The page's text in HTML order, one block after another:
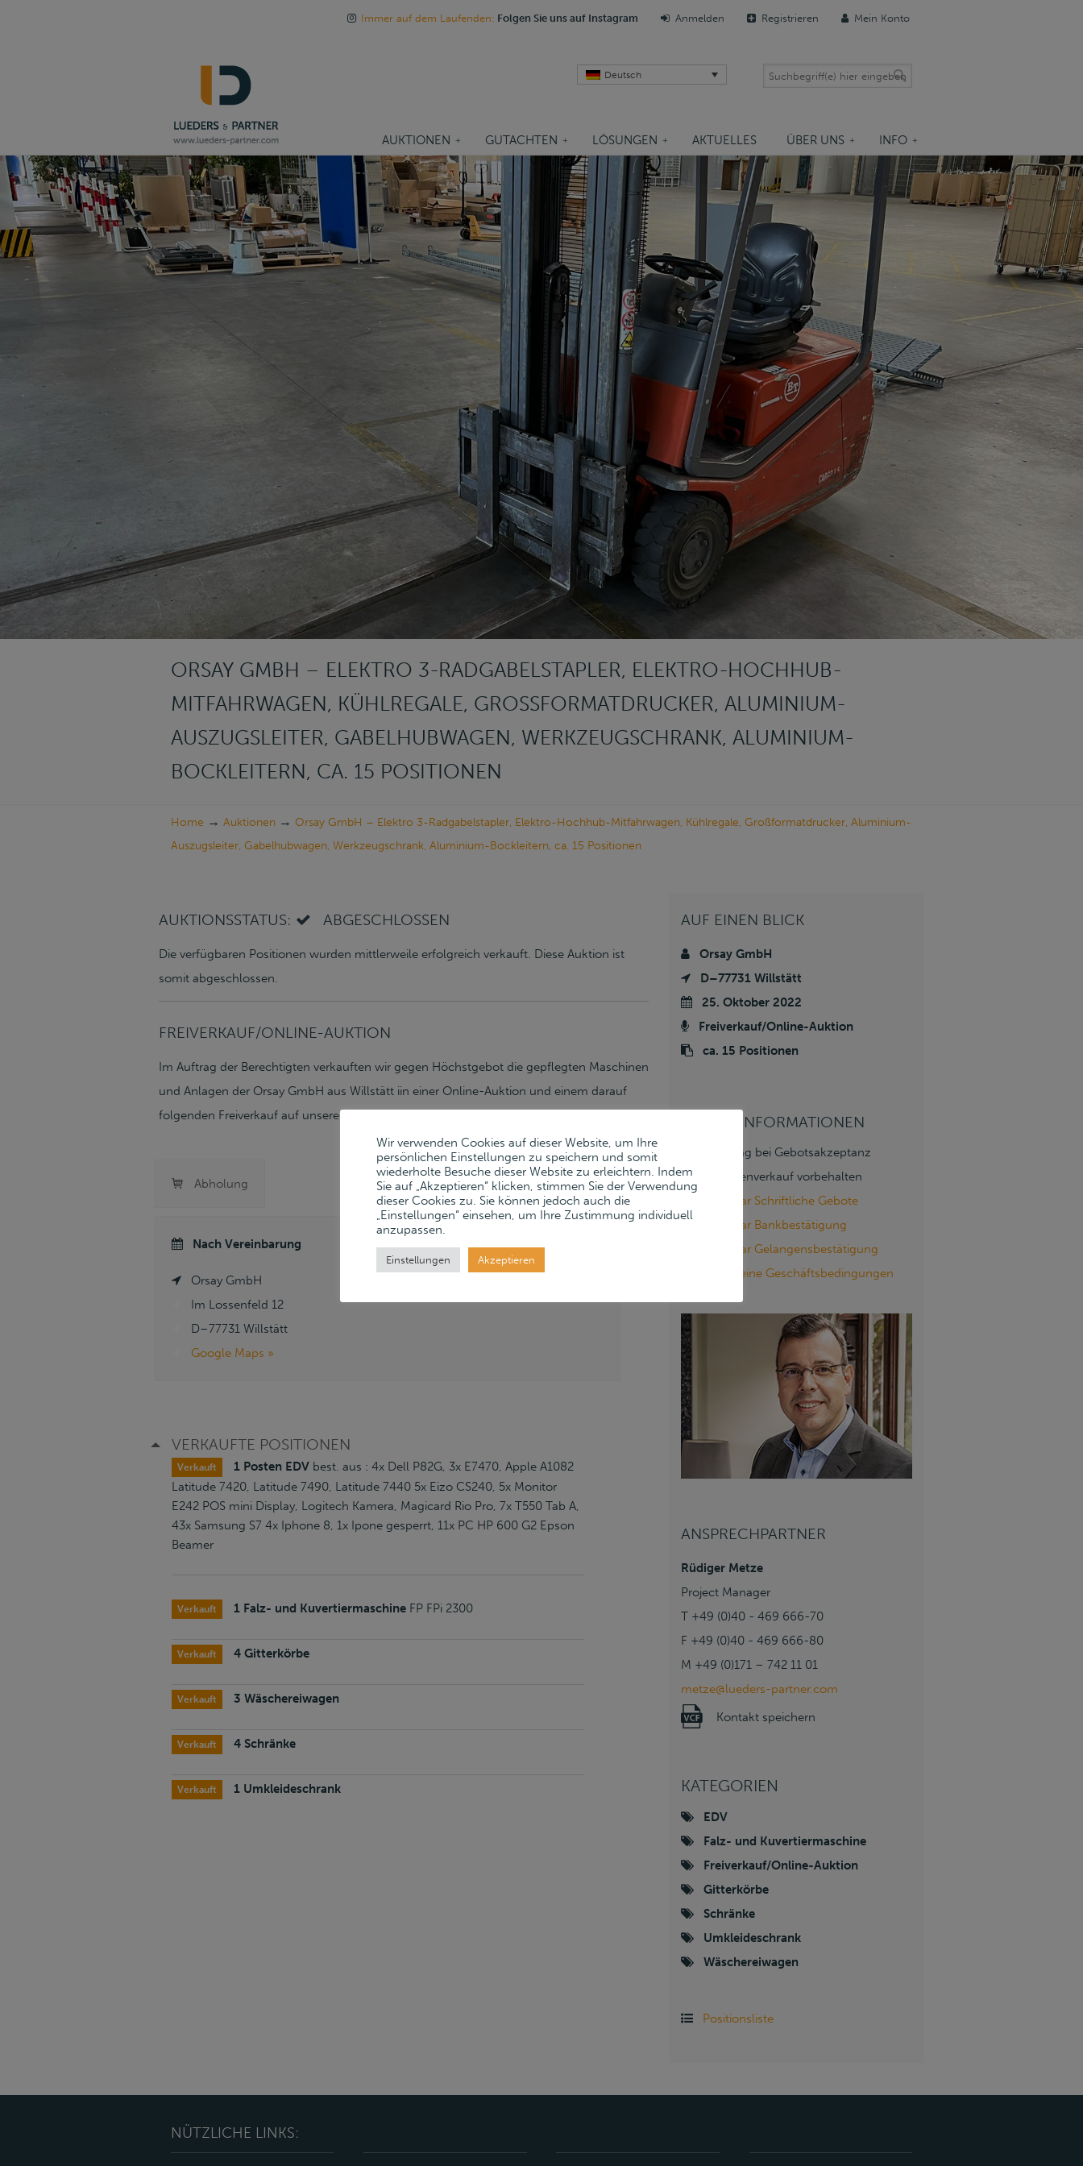
Immer auf dem Laufenden: Folgen Sie uns auf Instagram Anmelden Registrieren Mein Konto
Deutsch
AUKTIONEN GUTACHTEN LÖSUNGEN AKTUELLES ÜBER UNS INFO
Navigation
ORSAY GMBH – ELEKTRO 3-RADGABELSTAPLER, ELEKTRO-HOCHHUB-
MITFAHRWAGEN, KÜHLREGALE, GROSSFORMATDRUCKER, ALUMINIUM-A
USZUGSLEITER, GABELHUBWAGEN, WERKZEUGSCHRANK, ALUMINIUM-B
OCKLEITERN, CA. 15 POSITIONEN
Home → Auktionen → Orsay GmbH – Elektro 3-Radgabelstapler, Elektro-Hochhub-Mitfahrwagen, Kühlregale, Großformatdrucker, Aluminium-
Auszugsleiter, Gabelhubwagen, Werkzeugschrank, Aluminium-Bockleitern, ca. 15 Positionen
AUKTIONSSTATUS: ABGESCHLOSSEN
Die verfügbaren Positionen wurden mittlerweile erfolgreich verkauft. Diese Auktion ist
somit abgeschlossen.
FREIVERKAUF/ONLINE-AUKTION
Im Auftrag der Berechtigten verkauften wir gegen Höchstgebot die gepflegten Maschinen
und Anlagen der Orsay GmbH aus Willstätt iin einer Online-Auktion und einem darauf
folgenden Freiverkauf auf unserer Auktionsplattform.
Abholung
Nach Vereinbarung
Orsay GmbH
Im Lossenfeld 12
D–77731 Willstätt
Google Maps »
VERKAUFTE POSITIONEN
Verkauft 1 Posten EDV best. aus : 4x Dell P82G, 3x E7470, Apple A1082
Latitude 7420, Latitude 7490, Latitude 7440 5x Eizo CS240, 5x Monitor
E242 POS mini Display, Logitech Kamera, Magicard Rio Pro, 7x T550 Tab A,
43x Samsung S7 4x Iphone 8, 1x Ipone gesperrt, 11x PC HP 600 G2 Epson
Beamer
Verkauft 1 Falz- und Kuvertiermaschine FP FPi 2300
Verkauft 4 Gitterkörbe
Verkauft 3 Wäschereiwagen
Verkauft 4 Schränke
Verkauft 1 Umkleideschrank
AUF EINEN BLICK
Orsay GmbH
D–77731 Willstätt
25. Oktober 2022
Freiverkauf/Online-Auktion
ca. 15 Positionen
LINKS & INFORMATIONEN
Zuschlag bei Gebotsakzeptanz
Zwischenverkauf vorbehalten
Formular Schriftliche Gebote
Formular Bankbestätigung
Formular Gelangensbestätigung
Allgemeine Geschäftsbedingungen
ANSPRECHPARTNER
Rüdiger Metze
Project Manager
T +49 (0)40 - 469 666-70
F +49 (0)40 - 469 666-80
M +49 (0)171 – 742 11 01
metze@lueders-partner.com
Kontakt speichern
KATEGORIEN
EDV
Falz- und Kuvertiermaschine
Freiverkauf/Online-Auktion
Gitterkörbe
Schränke
Umkleideschrank
Wäschereiwagen
Positionsliste
NÜTZLICHE LINKS:
Wir verwenden Cookies auf dieser Website, um Ihre
persönlichen Einstellungen zu speichern und somit
wiederholte Besuche dieser Website zu erleichtern. Indem
Sie auf „Akzeptieren“ klicken, stimmen Sie der Verwendung
dieser Cookies zu. Sie können jedoch auch die
„Einstellungen“ einsehen, um Ihre Zustimmung individuell
anzupassen.
Einstellungen Akzeptieren